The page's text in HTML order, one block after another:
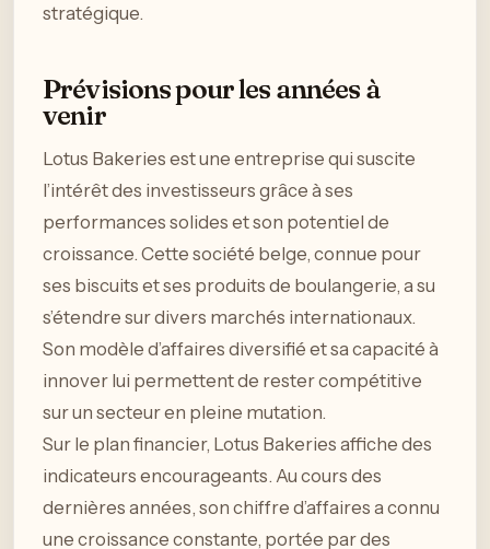
stratégique.
Prévisions pour les années à
venir
Lotus Bakeries est une entreprise qui suscite
l’intérêt des investisseurs grâce à ses
performances solides et son potentiel de
croissance. Cette société belge, connue pour
ses biscuits et ses produits de boulangerie, a su
s’étendre sur divers marchés internationaux.
Son modèle d’affaires diversifié et sa capacité à
innover lui permettent de rester compétitive
sur un secteur en pleine mutation.
Sur le plan financier, Lotus Bakeries affiche des
indicateurs encourageants. Au cours des
dernières années, son chiffre d’affaires a connu
une croissance constante, portée par des